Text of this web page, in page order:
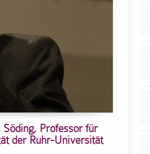
Professor für
der Ruhr-Universität